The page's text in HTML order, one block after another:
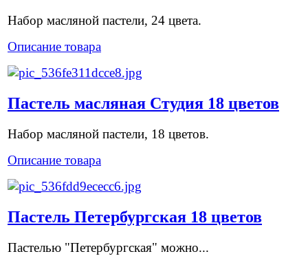
Набор масляной пастели, 24 цвета.
Описание товара
Пастель масляная Студия 18 цветов
Набор масляной пастели, 18 цветов.
Описание товара
Пастель Петербургская 18 цветов
Пастелью "Петербургская" можно...